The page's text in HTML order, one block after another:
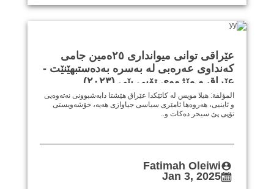
عێراقی توانی میوانداری ٢٥ەمین جامی
کەنداوی عەرەبی لە بەسرە بەدەستبهێنێت -
عێراق و مێژووی تۆپی پێی (٢٠٢٣)
المؤلفة: هيلا مويس لە کاتێکدا عێراق هێشتا دابەشبوونی نەتەوەیی
و ئاینیی، هەروەها ئامێری سیاسی جیاوازی هەیە، خۆشەویستی
تۆپی پێ سیحر دەکات و..
Fatimah Oleiwi
Jan 3, 2025